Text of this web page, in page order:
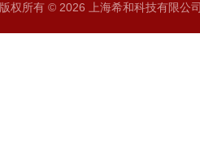
版权所有 © 2026 上海希和科技有限公